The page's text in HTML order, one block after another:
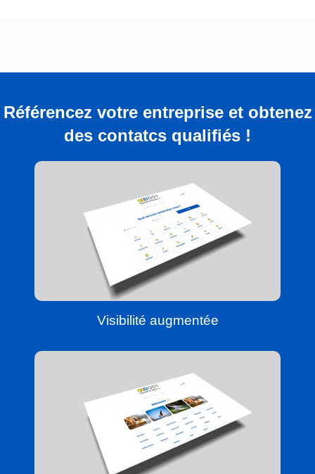
Référencez votre entreprise et obtenez
des contatcs qualifiés !
Visibilité augmentée